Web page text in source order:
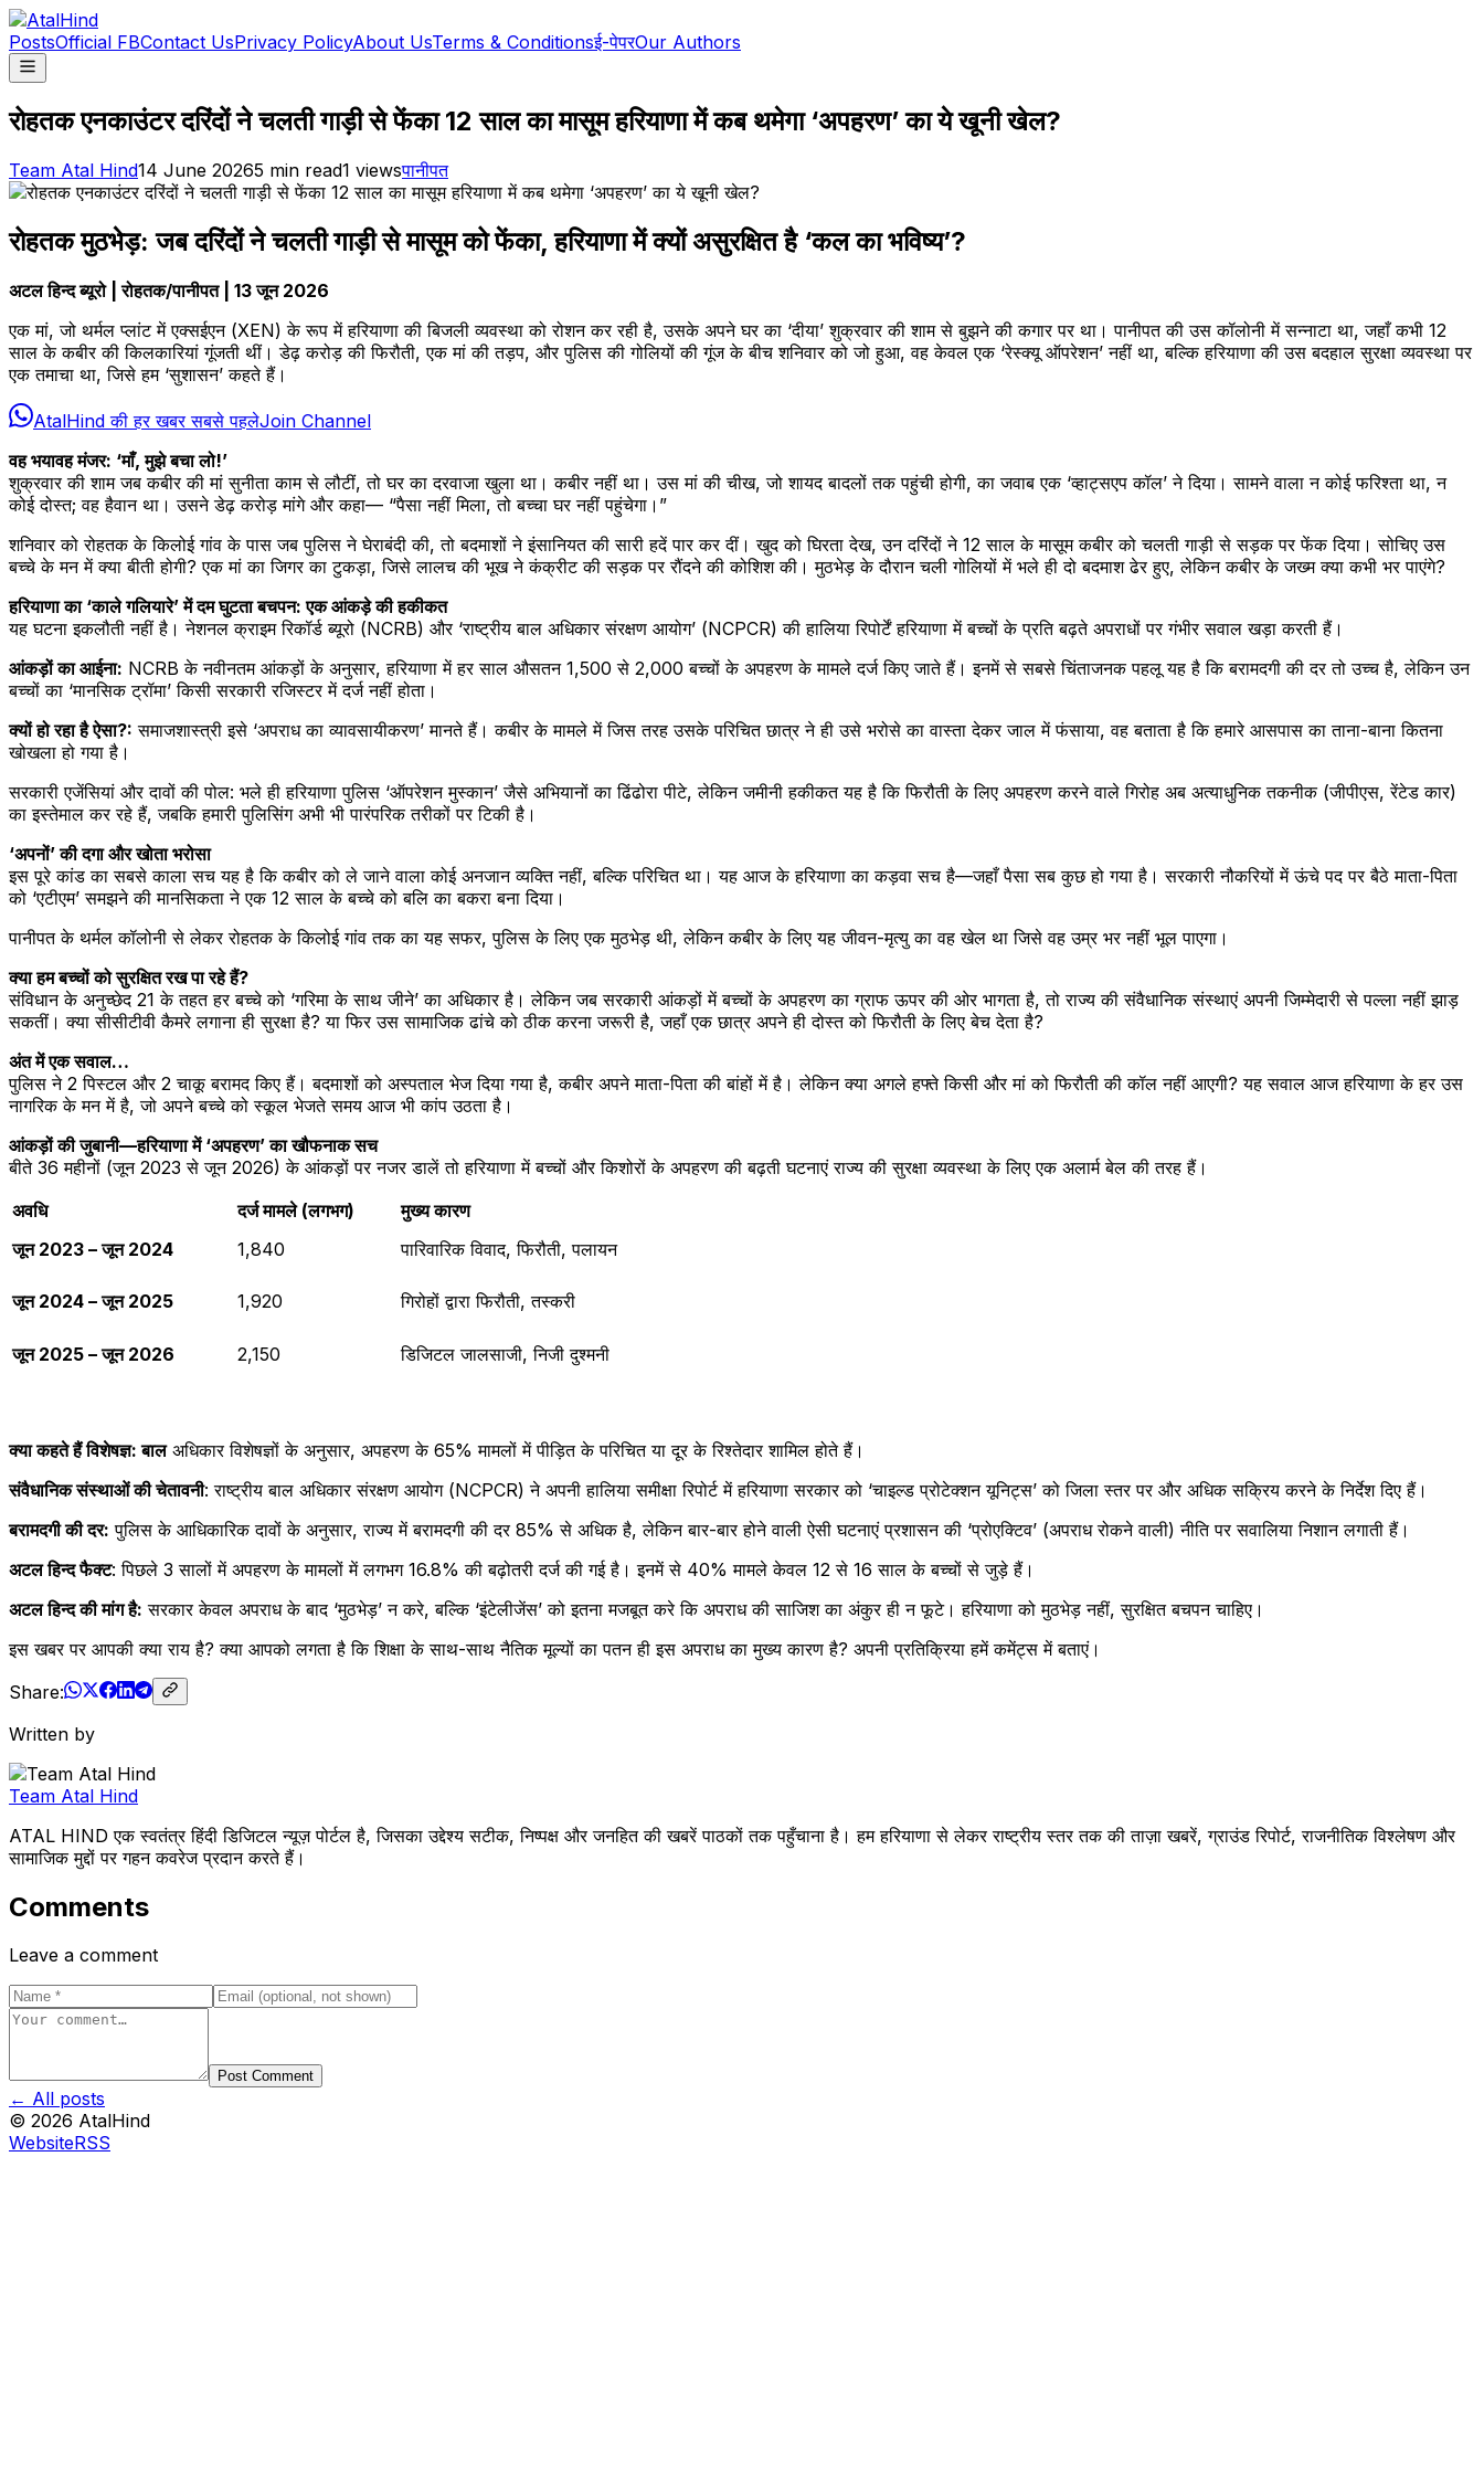
PostsOfficial FBContact UsPrivacy PolicyAbout UsTerms & Conditionsई-पेपरOur Authors
रोहतक एनकाउंटर दरिंदों ने चलती गाड़ी से फेंका 12 साल का मासूम हरियाणा में कब थमेगा ‘अपहरण’ का ये खूनी खेल?
Team Atal Hind14 June 20265 min read1 viewsपानीपत
रोहतक मुठभेड़: जब दरिंदों ने चलती गाड़ी से मासूम को फेंका, हरियाणा में क्यों असुरक्षित है ‘कल का भविष्य’?
अटल हिन्द ब्यूरो | रोहतक/पानीपत | 13 जून 2026
एक मां, जो थर्मल प्लांट में एक्सईएन (XEN) के रूप में हरियाणा की बिजली व्यवस्था को रोशन कर रही है, उसके अपने घर का ‘दीया’ शुक्रवार की शाम से बुझने की कगार पर था। पानीपत की उस कॉलोनी में सन्नाटा था, जहाँ कभी 12
साल के कबीर की किलकारियां गूंजती थीं। डेढ़ करोड़ की फिरौती, एक मां की तड़प, और पुलिस की गोलियों की गूंज के बीच शनिवार को जो हुआ, वह केवल एक ‘रेस्क्यू ऑपरेशन’ नहीं था, बल्कि हरियाणा की उस बदहाल सुरक्षा व्यवस्था पर
एक तमाचा था, जिसे हम ‘सुशासन’ कहते हैं।
AtalHind की हर खबर सबसे पहलेJoin Channel
वह भयावह मंजर: ‘माँ, मुझे बचा लो!’
शुक्रवार की शाम जब कबीर की मां सुनीता काम से लौटीं, तो घर का दरवाजा खुला था। कबीर नहीं था। उस मां की चीख, जो शायद बादलों तक पहुंची होगी, का जवाब एक ‘व्हाट्सएप कॉल’ ने दिया। सामने वाला न कोई फरिश्ता था, न
कोई दोस्त; वह हैवान था। उसने डेढ़ करोड़ मांगे और कहा— “पैसा नहीं मिला, तो बच्चा घर नहीं पहुंचेगा।”
शनिवार को रोहतक के किलोई गांव के पास जब पुलिस ने घेराबंदी की, तो बदमाशों ने इंसानियत की सारी हदें पार कर दीं। खुद को घिरता देख, उन दरिंदों ने 12 साल के मासूम कबीर को चलती गाड़ी से सड़क पर फेंक दिया। सोचिए उस
बच्चे के मन में क्या बीती होगी? एक मां का जिगर का टुकड़ा, जिसे लालच की भूख ने कंक्रीट की सड़क पर रौंदने की कोशिश की। मुठभेड़ के दौरान चली गोलियों में भले ही दो बदमाश ढेर हुए, लेकिन कबीर के जख्म क्या कभी भर पाएंगे?
हरियाणा का ‘काले गलियारे’ में दम घुटता बचपन: एक आंकड़े की हकीकत
यह घटना इकलौती नहीं है। नेशनल क्राइम रिकॉर्ड ब्यूरो (NCRB) और ‘राष्ट्रीय बाल अधिकार संरक्षण आयोग’ (NCPCR) की हालिया रिपोर्टें हरियाणा में बच्चों के प्रति बढ़ते अपराधों पर गंभीर सवाल खड़ा करती हैं।
आंकड़ों का आईना: NCRB के नवीनतम आंकड़ों के अनुसार, हरियाणा में हर साल औसतन 1,500 से 2,000 बच्चों के अपहरण के मामले दर्ज किए जाते हैं। इनमें से सबसे चिंताजनक पहलू यह है कि बरामदगी की दर तो उच्च है, लेकिन उन
बच्चों का ‘मानसिक ट्रॉमा’ किसी सरकारी रजिस्टर में दर्ज नहीं होता।
क्यों हो रहा है ऐसा?: समाजशास्त्री इसे ‘अपराध का व्यावसायीकरण’ मानते हैं। कबीर के मामले में जिस तरह उसके परिचित छात्र ने ही उसे भरोसे का वास्ता देकर जाल में फंसाया, वह बताता है कि हमारे आसपास का ताना-बाना कितना
खोखला हो गया है।
सरकारी एजेंसियां और दावों की पोल: भले ही हरियाणा पुलिस ‘ऑपरेशन मुस्कान’ जैसे अभियानों का ढिंढोरा पीटे, लेकिन जमीनी हकीकत यह है कि फिरौती के लिए अपहरण करने वाले गिरोह अब अत्याधुनिक तकनीक (जीपीएस, रेंटेड कार)
का इस्तेमाल कर रहे हैं, जबकि हमारी पुलिसिंग अभी भी पारंपरिक तरीकों पर टिकी है।
‘अपनों’ की दगा और खोता भरोसा
इस पूरे कांड का सबसे काला सच यह है कि कबीर को ले जाने वाला कोई अनजान व्यक्ति नहीं, बल्कि परिचित था। यह आज के हरियाणा का कड़वा सच है—जहाँ पैसा सब कुछ हो गया है। सरकारी नौकरियों में ऊंचे पद पर बैठे माता-पिता
को ‘एटीएम’ समझने की मानसिकता ने एक 12 साल के बच्चे को बलि का बकरा बना दिया।
पानीपत के थर्मल कॉलोनी से लेकर रोहतक के किलोई गांव तक का यह सफर, पुलिस के लिए एक मुठभेड़ थी, लेकिन कबीर के लिए यह जीवन-मृत्यु का वह खेल था जिसे वह उम्र भर नहीं भूल पाएगा।
क्या हम बच्चों को सुरक्षित रख पा रहे हैं?
संविधान के अनुच्छेद 21 के तहत हर बच्चे को ‘गरिमा के साथ जीने’ का अधिकार है। लेकिन जब सरकारी आंकड़ों में बच्चों के अपहरण का ग्राफ ऊपर की ओर भागता है, तो राज्य की संवैधानिक संस्थाएं अपनी जिम्मेदारी से पल्ला नहीं झाड़
सकतीं। क्या सीसीटीवी कैमरे लगाना ही सुरक्षा है? या फिर उस सामाजिक ढांचे को ठीक करना जरूरी है, जहाँ एक छात्र अपने ही दोस्त को फिरौती के लिए बेच देता है?
अंत में एक सवाल…
पुलिस ने 2 पिस्टल और 2 चाकू बरामद किए हैं। बदमाशों को अस्पताल भेज दिया गया है, कबीर अपने माता-पिता की बांहों में है। लेकिन क्या अगले हफ्ते किसी और मां को फिरौती की कॉल नहीं आएगी? यह सवाल आज हरियाणा के हर उस
नागरिक के मन में है, जो अपने बच्चे को स्कूल भेजते समय आज भी कांप उठता है।
आंकड़ों की जुबानी—हरियाणा में ‘अपहरण’ का खौफनाक सच
बीते 36 महीनों (जून 2023 से जून 2026) के आंकड़ों पर नजर डालें तो हरियाणा में बच्चों और किशोरों के अपहरण की बढ़ती घटनाएं राज्य की सुरक्षा व्यवस्था के लिए एक अलार्म बेल की तरह हैं।
अवधि
दर्ज मामले (लगभग)
मुख्य कारण
जून 2023 – जून 2024
1,840 पारिवारिक विवाद, फिरौती, पलायन
जून 2024 – जून 2025 1,920 गिरोहों द्वारा फिरौती, तस्करी
जून 2025 – जून 2026 2,150 डिजिटल जालसाजी, निजी दुश्मनी
क्या कहते हैं विशेषज्ञ: बालअधिकार विशेषज्ञों के अनुसार, अपहरण के 65% मामलों में पीड़ित के परिचित या दूर के रिश्तेदार शामिल होते हैं।
संवैधानिक संस्थाओं की चेतावनी: राष्ट्रीय बाल अधिकार संरक्षण आयोग (NCPCR) ने अपनी हालिया समीक्षा रिपोर्ट में हरियाणा सरकार को ‘चाइल्ड प्रोटेक्शन यूनिट्स’ को जिला स्तर पर और अधिक सक्रिय करने के निर्देश दिए हैं।
बरामदगी की दर: पुलिस के आधिकारिक दावों के अनुसार, राज्य में बरामदगी की दर 85% से अधिक है, लेकिन बार-बार होने वाली ऐसी घटनाएं प्रशासन की ‘प्रोएक्टिव’ (अपराध रोकने वाली) नीति पर सवालिया निशान लगाती हैं।
अटल हिन्द फैक्ट: पिछले 3 सालों में अपहरण के मामलों में लगभग 16.8% की बढ़ोतरी दर्ज की गई है। इनमें से 40% मामले केवल 12 से 16 साल के बच्चों से जुड़े हैं।
अटल हिन्द की मांग है: सरकार केवल अपराध के बाद ‘मुठभेड़’ न करे, बल्कि ‘इंटेलीजेंस’ को इतना मजबूत करे कि अपराध की साजिश का अंकुर ही न फूटे। हरियाणा को मुठभेड़ नहीं, सुरक्षित बचपन चाहिए।
इस खबर पर आपकी क्या राय है? क्या आपको लगता है कि शिक्षा के साथ-साथ नैतिक मूल्यों का पतन ही इस अपराध का मुख्य कारण है? अपनी प्रतिक्रिया हमें कमेंट्स में बताएं।
Share:
Written by
Team Atal Hind
ATAL HIND एक स्वतंत्र हिंदी डिजिटल न्यूज़ पोर्टल है, जिसका उद्देश्य सटीक, निष्पक्ष और जनहित की खबरें पाठकों तक पहुँचाना है। हम हरियाणा से लेकर राष्ट्रीय स्तर तक की ताज़ा खबरें, ग्राउंड रिपोर्ट, राजनीतिक विश्लेषण और
सामाजिक मुद्दों पर गहन कवरेज प्रदान करते हैं।
Comments
Leave a comment
Post Comment
← All posts
© 2026 AtalHind
WebsiteRSS